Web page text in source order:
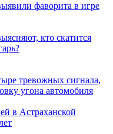
фаворита в игре
кто скатится
тревожных сигнала,
угона автомобиля
в Астраханской